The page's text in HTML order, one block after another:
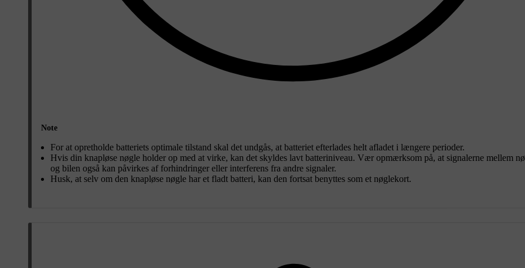
Note
For at opretholde batteriets optimale tilstand skal det undgås, at batteriet efterlades helt afladet i længere perioder.
Hvis din knapløse nøgle holder op med at virke, kan det skyldes lavt batteriniveau. Vær opmærksom på, at signalerne mellem
og bilen også kan påvirkes af forhindringer eller interferens fra andre signaler.
Husk, at selv om den knapløse nøgle har et fladt batteri, kan den fortsat benyttes som et nøglekort.